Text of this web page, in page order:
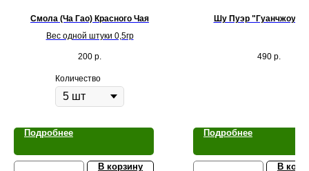
Смола (Ча Гао) Красного Чая
Вес одной штуки 0,5гр
200 р.
Количество
Подробнее
В корзину
Шу Пуэр "Гуанчжоу"
490 р.
Подробнее
В